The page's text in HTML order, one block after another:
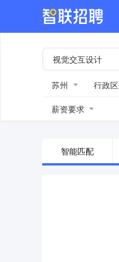
苏州 行政区
薪资要求
智能匹配